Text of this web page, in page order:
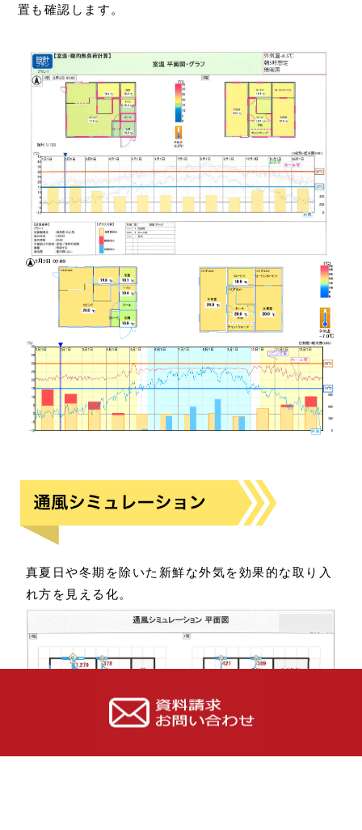
置も確認します。
真夏日や冬期を除いた新鮮な外気を効果的な取り入
れ方を見える化。